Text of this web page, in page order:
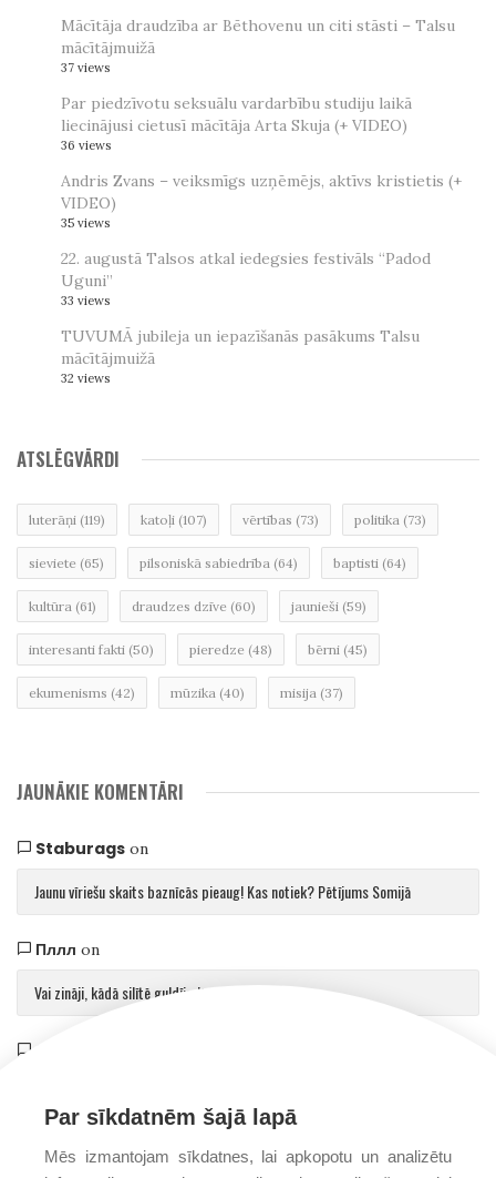
Mācītāja draudzība ar Bēthovenu un citi stāsti – Talsu
mācītājmuižā
37 views
Par piedzīvotu seksuālu vardarbību studiju laikā
liecinājusi cietusī mācītāja Arta Skuja (+ VIDEO)
36 views
Andris Zvans – veiksmīgs uzņēmējs, aktīvs kristietis (+
VIDEO)
35 views
22. augustā Talsos atkal iedegsies festivāls “Padod
Uguni”
33 views
TUVUMĀ jubileja un iepazīšanās pasākums Talsu
mācītājmuižā
32 views
ATSLĒGVĀRDI
luterāņi (119) katoļi (107) vērtības (73) politika (73)
sieviete (65) pilsoniskā sabiedrība (64) baptisti (64)
kultūra (61) draudzes dzīve (60) jaunieši (59)
interesanti fakti (50) pieredze (48) bērni (45)
ekumenisms (42) mūzika (40) misija (37)
JAUNĀKIE KOMENTĀRI
Staburagson
Jaunu vīriešu skaits baznīcās pieaug! Kas notiek? Pētījums Somijā
Пллл on
Vai zināji, kādā silītē guldīja Jēzu?
Par sīkdatnēm šajā lapā
Mēs izmantojam sīkdatnes, lai apkopotu un analizētu